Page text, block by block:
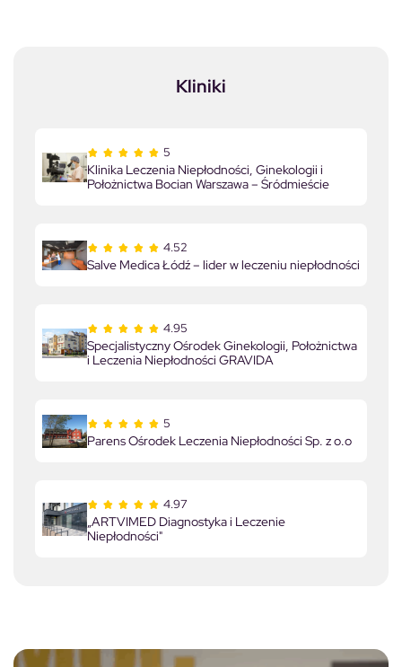
Kliniki
5
Klinika Leczenia Niepłodności, Ginekologii i
Położnictwa Bocian Warszawa – Śródmieście
4.52
Salve Medica Łódź – lider w leczeniu niepłodności
4.95
Specjalistyczny Ośrodek Ginekologii, Położnictwa
i Leczenia Niepłodności GRAVIDA
5
Parens Ośrodek Leczenia Niepłodności Sp. z o.o
4.97
„ARTVIMED Diagnostyka i Leczenie
Niepłodności"